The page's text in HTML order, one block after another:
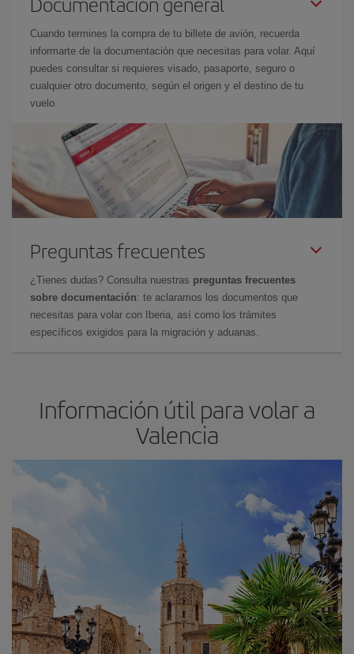
Cuando termines la compra de tu billete de avión, recuerda
informarte de la documentación que necesitas para volar. Aquí
puedes consultar si requieres visado, pasaporte, seguro o
cualquier otro documento, según el origen y el destino de tu
vuelo.
Preguntas frecuentes
¿Tienes dudas? Consulta nuestras preguntas frecuentes
sobre documentación: te aclaramos los documentos que
necesitas para volar con Iberia, así como los trámites
específicos exigidos para la migración y aduanas.
Información útil para volar a
Valencia